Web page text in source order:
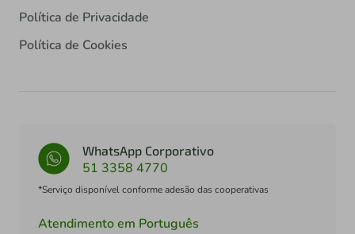
Política de Privacidade
Política de Cookies
WhatsApp Corporativo
51 3358 4770
*Serviço disponível conforme adesão das cooperativas
Atendimento em Português